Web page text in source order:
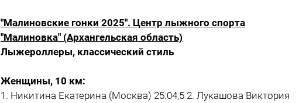
"Малиновские гонки 2025". Центр лыжного спорта
"Малиновка" (Архангельская область)
Лыжероллеры, классический стиль
Женщины, 10 км:
1. Никитина Екатерина (Москва) 25:04,5 2. Лукашова Виктория